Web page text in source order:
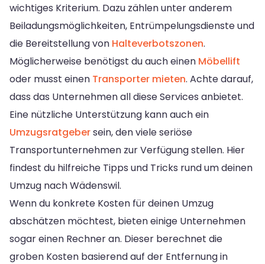
wichtiges Kriterium. Dazu zählen unter anderem
Beiladungsmöglichkeiten, Entrümpelungsdienste und
die Bereitstellung von Halteverbotszonen.
Möglicherweise benötigst du auch einen Möbellift
oder musst einen Transporter mieten. Achte darauf,
dass das Unternehmen all diese Services anbietet.
Eine nützliche Unterstützung kann auch ein
Umzugsratgebersein, den viele seriöse
Transportunternehmen zur Verfügung stellen. Hier
findest du hilfreiche Tipps und Tricks rund um deinen
Umzug nach Wädenswil.
Wenn du konkrete Kosten für deinen Umzug
abschätzen möchtest, bieten einige Unternehmen
sogar einen Rechner an. Dieser berechnet die
groben Kosten basierend auf der Entfernung in